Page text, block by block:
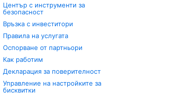
Център с инструменти за
безопасност
Връзка с инвеститори
Правила на услугата
Оспорване от партньори
Как работим
Декларация за поверителност
Управление на настройките за
бисквитки